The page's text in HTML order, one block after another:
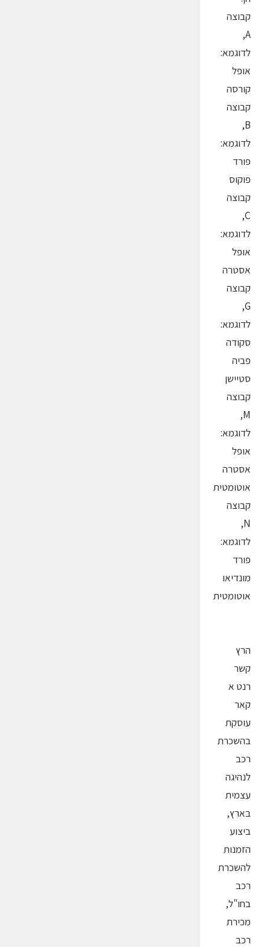
קבוצה
A,
לדוגמא:
אופל
קורסה
קבוצה
B,
לדוגמא:
פורד
פוקוס
קבוצה
C,
לדוגמא:
אופל
אסטרה
קבוצה
G,
לדוגמא:
סקודה
פביה
סטיישן
קבוצה
M,
לדוגמא:
אופל
אסטרה
אוטומטית
קבוצה
N,
לדוגמא:
פורד
מונדיאו
אוטומטית
הרץ
קשר
רנט א
קאר
עוסקת
בהשכרת
רכב
לנהיגה
עצמית
בארץ,
ביצוע
הזמנות
להשכרת
רכב
בחו"ל,
מכירת
רכב